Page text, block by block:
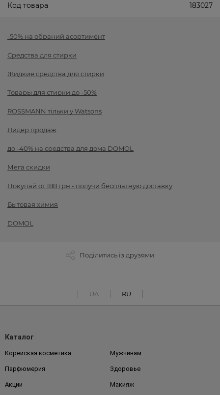
Код товара 183027
-50% на обраний асортимент
Средства для стирки
Жидкие средства для стирки
Товары для стирки до -50%
ROSSMANN тільки у Watsons
Лидер продаж
до -40% на средства для дома DOMOL
Мега скидки
Покупай от 188 грн - получи бесплатную доставку
Бытовая химия
DOMOL
Поділитись із друзями
UA RU
Каталог
Корейская косметика Мужчинам
Парфюмерия Здоровье
Акции Макияж